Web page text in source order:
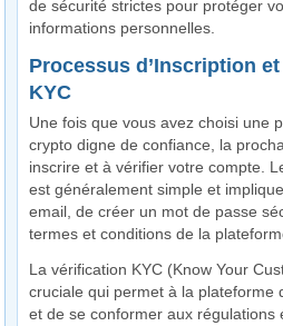
de sécurité strictes pour protéger
informations personnelles.
Processus d’Inscription
KYC
Une fois que vous avez choisi une
crypto digne de confiance, la
inscrire et à vérifier votre compte.
est généralement simple et
email, de créer un mot de passe
termes et conditions de la
La vérification KYC (Know Your
cruciale qui permet à la plateforme
et de se conformer aux régulations